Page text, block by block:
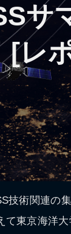
サ
[レ
技術関連の
て東京海洋